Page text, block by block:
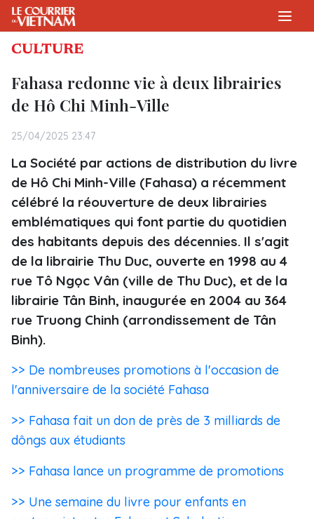
CULTURE
Fahasa redonne vie à deux librairies
de Hô Chi Minh-Ville
25/04/2025 23:47
La Société par actions de distribution du livre
de Hô Chi Minh-Ville (Fahasa) a récemment
célébré la réouverture de deux librairies
emblématiques qui font partie du quotidien
des habitants depuis des décennies. Il s'agit
de la librairie Thu Duc, ouverte en 1998 au 4
rue Tô Ngọc Vân (ville de Thu Duc), et de la
librairie Tân Binh, inaugurée en 2004 au 364
rue Truong Chinh (arrondissement de Tân
Binh).
>> De nombreuses promotions à l'occasion de
l'anniversaire de la société Fahasa
>> Fahasa fait un don de près de 3 milliards de
dôngs aux étudiants
>> Fahasa lance un programme de promotions
>> Une semaine du livre pour enfants en